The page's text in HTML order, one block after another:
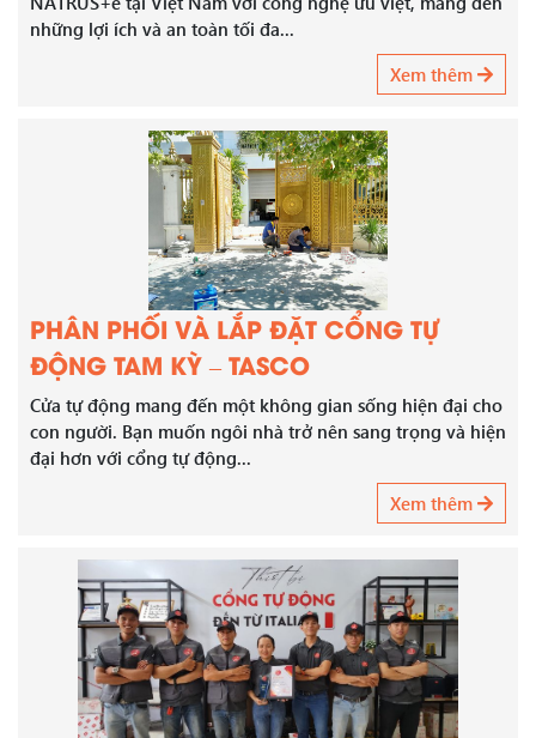
những lợi ích và an toàn tối đa...
Xem thêm
PHÂN PHỐI VÀ LẮP ĐẶT CỔNG TỰ
ĐỘNG TAM KỲ – TASCO
Cửa tự động mang đến một không gian sống hiện đại cho
con người. Bạn muốn ngôi nhà trở nên sang trọng và hiện
đại hơn với cổng tự động...
Xem thêm